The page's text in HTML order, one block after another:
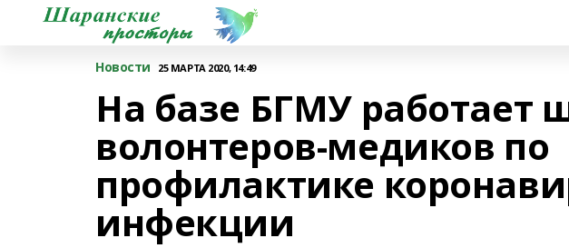
Новости 25 МАРТА 2020, 14:49
На базе БГМУ работает
волонтеров-медиков по
профилактике
инфекции